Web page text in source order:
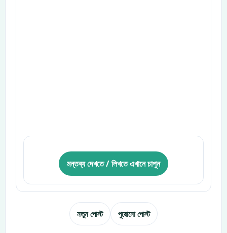
মন্তব্য দেখতে / লিখতে এখানে চাপুন
নতুন পোস্ট পুরোনো পোস্ট